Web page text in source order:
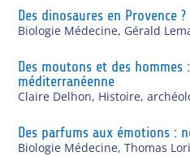
Des dinosaures en Provence ?
Biologie Médecine, Gérald
Des moutons et des
méditerranéenne
Claire Delhon, Histoire,
Des parfums aux émotions :
Biologie Médecine,Thomas